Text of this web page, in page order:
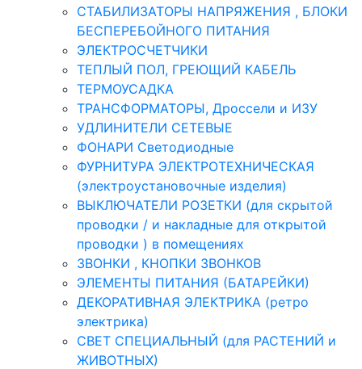
СТАБИЛИЗАТОРЫ НАПРЯЖЕНИЯ , БЛОКИ
БЕСПЕРЕБОЙНОГО ПИТАНИЯ
ЭЛЕКТРОСЧЕТЧИКИ
ТЕПЛЫЙ ПОЛ, ГРЕЮЩИЙ КАБЕЛЬ
ТЕРМОУСАДКА
ТРАНСФОРМАТОРЫ, Дроссели и ИЗУ
УДЛИНИТЕЛИ СЕТЕВЫЕ
ФОНАРИ Светодиодные
ФУРНИТУРА ЭЛЕКТРОТЕХНИЧЕСКАЯ
(электроустановочные изделия)
ВЫКЛЮЧАТЕЛИ РОЗЕТКИ (для скрытой
проводки / и накладные для открытой
проводки ) в помещениях
ЗВОНКИ , КНОПКИ ЗВОНКОВ
ЭЛЕМЕНТЫ ПИТАНИЯ (БАТАРЕЙКИ)
ДЕКОРАТИВНАЯ ЭЛЕКТРИКА (ретро
электрика)
СВЕТ СПЕЦИАЛЬНЫЙ (для РАСТЕНИЙ и
ЖИВОТНЫХ)